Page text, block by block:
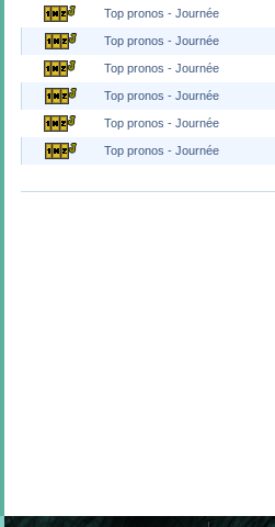
Top pronos - Journée
Top pronos - Journée
Top pronos - Journée
Top pronos - Journée
Top pronos - Journée
Top pronos - Journée